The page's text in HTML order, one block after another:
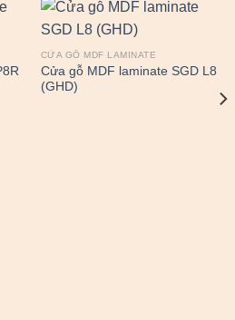
CỬA GỖ MDF LAMINATE
Cửa gỗ MDF laminate SGD L8
(GHD)